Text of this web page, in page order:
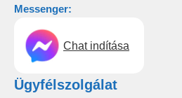
Messenger:
Chat indítása
Ügyfélszolgálat